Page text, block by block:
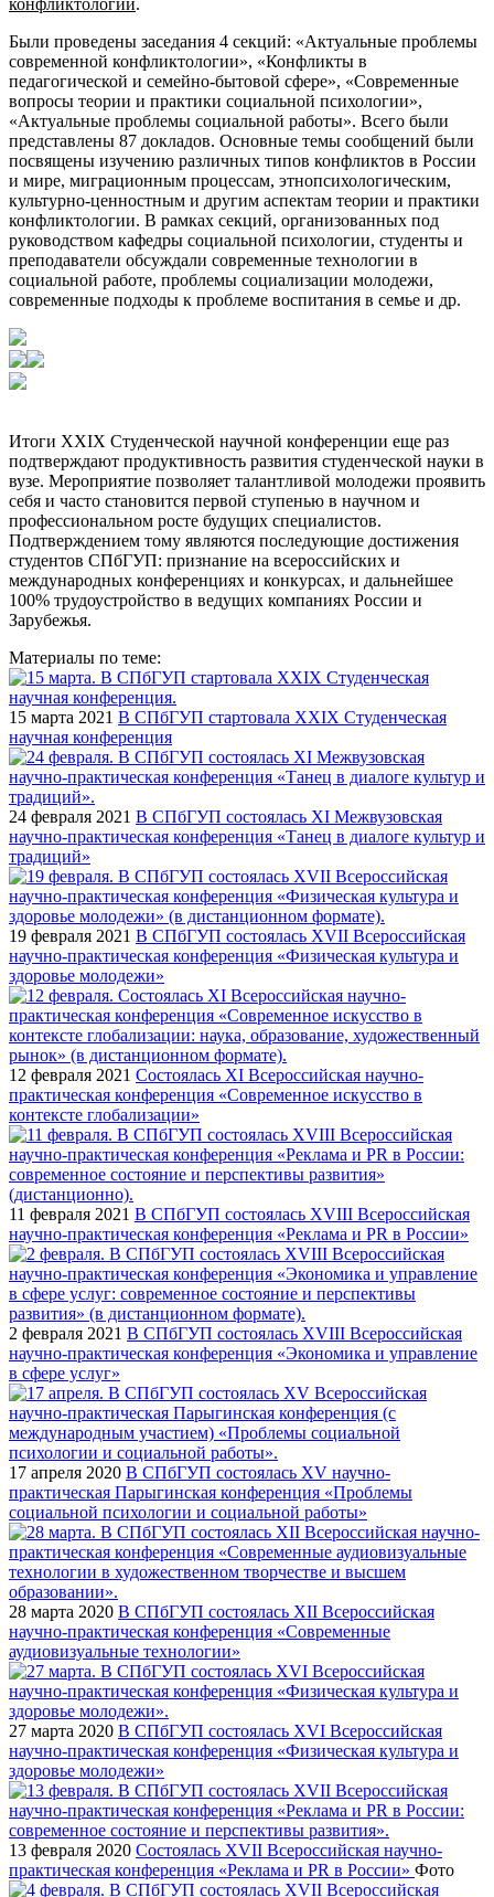
Были проведены заседания 4 секций: «Актуальные проблемы
современной конфликтологии», «Конфликты в
педагогической и семейно-бытовой сфере», «Современные
вопросы теории и практики социальной психологии»,
«Актуальные проблемы социальной работы». Всего были
представлены 87 докладов. Основные темы сообщений были
посвящены изучению различных типов конфликтов в России
и мире, миграционным процессам, этнопсихологическим,
культурно-ценностным и другим аспектам теории и практики
конфликтологии. В рамках секций, организованных под
руководством кафедры социальной психологии, студенты и
преподаватели обсуждали современные технологии в
социальной работе, проблемы социализации молодежи,
современные подходы к проблеме воспитания в семье и др.
Итоги XXIX Студенческой научной конференции еще раз
подтверждают продуктивность развития студенческой науки в
вузе. Мероприятие позволяет талантливой молодежи проявить
себя и часто становится первой ступенью в научном и
профессиональном росте будущих специалистов.
Подтверждением тому являются последующие достижения
студентов СПбГУП: признание на всероссийских и
международных конференциях и конкурсах, и дальнейшее
100% трудоустройство в ведущих компаниях России и
Зарубежья.
Материалы по теме:
15 марта 2021 В СПбГУП стартовала XXIX Студенческая
научная конференция
24 февраля 2021 В СПбГУП состоялась XI Межвузовская
научно-практическая конференция «Танец в диалоге культур и
традиций»
19 февраля 2021 В СПбГУП состоялась XVII Всероссийская
научно-практическая конференция «Физическая культура и
здоровье молодежи»
12 февраля 2021 Cостоялась XI Всероссийская научно-
практическая конференция «Современное искусство в
контексте глобализации»
11 февраля 2021 В СПбГУП состоялась ХVIII Всероссийская
научно-практическая конференция «Реклама и PR в России»
2 февраля 2021 В СПбГУП состоялась XVIII Всероссийская
научно-практическая конференция «Экономика и управление
в сфере услуг»
17 апреля 2020 В СПбГУП состоялась XV научно-
практическая Парыгинская конференция «Проблемы
социальной психологии и социальной работы»
28 марта 2020 В СПбГУП состоялась XII Всероссийская
научно-практическая конференция «Современные
аудиовизуальные технологии»
27 марта 2020 В СПбГУП состоялась XVI Всероссийская
научно-практическая конференция «Физическая культура и
здоровье молодежи»
13 февраля 2020 Состоялась ХVII Всероссийская научно-
практическая конференция «Реклама и PR в России» Фото